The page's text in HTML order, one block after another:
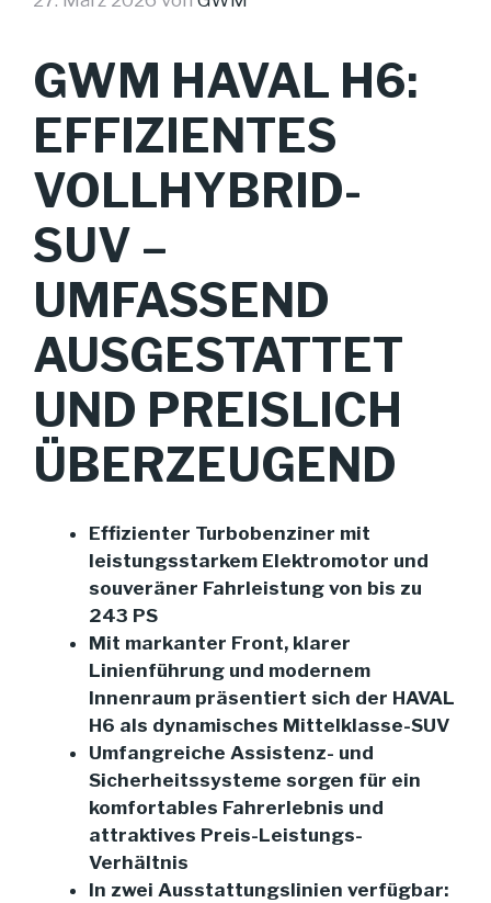
GWM HAVAL H6:
EFFIZIENTES
VOLLHYBRID-
SUV –
UMFASSEND
AUSGESTATTET
UND PREISLICH
ÜBERZEUGEND
Effizienter Turbobenziner mit
leistungsstarkem Elektromotor und
souveräner Fahrleistung von bis zu
243 PS
Mit markanter Front, klarer
Linienführung und modernem
Innenraum präsentiert sich der HAVAL
H6 als dynamisches Mittelklasse-SUV
Umfangreiche Assistenz- und
Sicherheitssysteme sorgen für ein
komfortables Fahrerlebnis und
attraktives Preis-Leistungs-
Verhältnis
In zwei Ausstattungslinien verfügbar: